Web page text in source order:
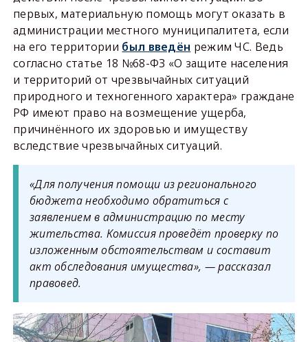
первых, материальную помощь могут оказать в
администрации местного муниципалитета, если
на его территории был введён режим ЧС. Ведь
согласно статье 18 №68-ФЗ «О защите населения
и территорий от чрезвычайных ситуаций
природного и техногенного характера» граждане
РФ имеют право на возмещение ущерба,
причинённого их здоровью и имуществу
вследствие чрезвычайных ситуаций.
«Для получения помощи из регионального
бюджета необходимо обратиться с
заявлением в администрацию по месту
жительства. Комиссия проведёт проверку по
изложенным обстоятельствам и составит
акт обследования имущества», — рассказал
правовед.